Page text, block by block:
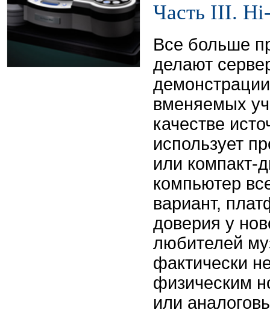
Часть III.
Все больше
делают
вменяемых
качестве
использует
или компакт-
компьютер
вариант,
доверия у
любителей
фактически
физическим
или